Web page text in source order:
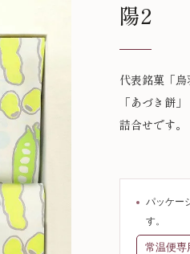
陽2
代表銘菓「烏
「あづき餅
詰合せです。
パッケー
す。
常温便専